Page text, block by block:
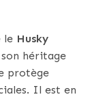
le Husky
héritage
protège
Il est en